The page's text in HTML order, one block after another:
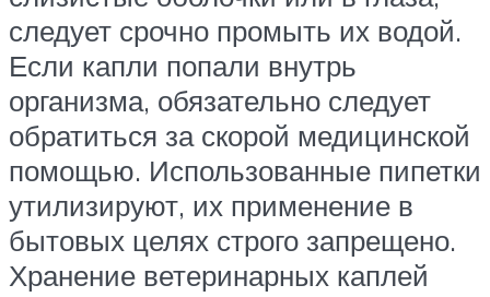
следует срочно промыть их водой.
Если капли попали внутрь
организма, обязательно следует
обратиться за скорой медицинской
помощью. Использованные пипетки
утилизируют, их применение в
бытовых целях строго запрещено.
Хранение ветеринарных каплей